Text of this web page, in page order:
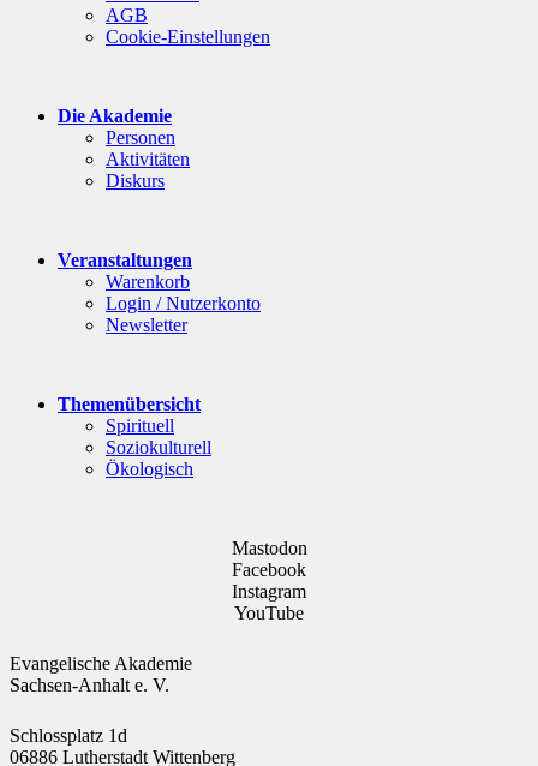
AGB
Cookie-Einstellungen
Die Akademie
Personen
Aktivitäten
Diskurs
Veranstaltungen
Warenkorb
Login / Nutzerkonto
Newsletter
Themenübersicht
Spirituell
Soziokulturell
Ökologisch
Mastodon
Facebook
Instagram
YouTube
Evangelische Akademie
Sachsen-Anhalt e. V.
Schlossplatz 1d
06886 Lutherstadt Wittenberg